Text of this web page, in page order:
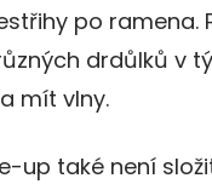
po ramena.
drdůlků v
mít vlny.
up také není